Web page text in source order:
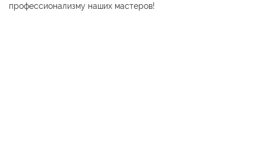
профессионализму наших мастеров!